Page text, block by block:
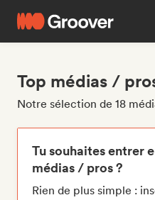
Top médias /
Notre sélection de 18
Tu souhaites entrer
médias / pros ?
Rien de plus simple :